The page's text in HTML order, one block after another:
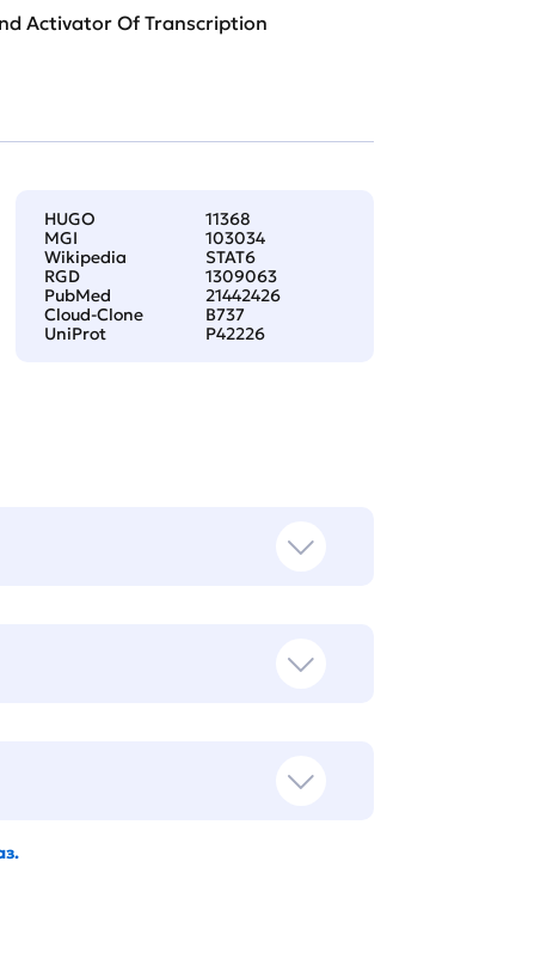
Activator Of Transcription
HUGO
11368
MGI
103034
Wikipedia
STAT6
RGD
1309063
PubMed
21442426
Cloud-Clone
B737
UniProt
P42226